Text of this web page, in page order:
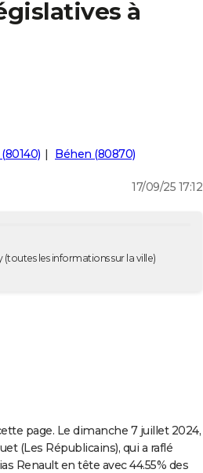
à
Béhen (80870)
17/09/25 17:12
(toutes les informations sur la ville)
page. Le dimanche 7 juillet 2024,
(Les Républicains), qui a raflé
Renault en tête avec 44.55% des